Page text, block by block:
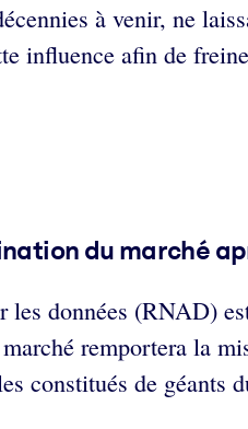
à venir, ne
influence afin de
du marché
données (RNAD)
remportera la
constitués de géants